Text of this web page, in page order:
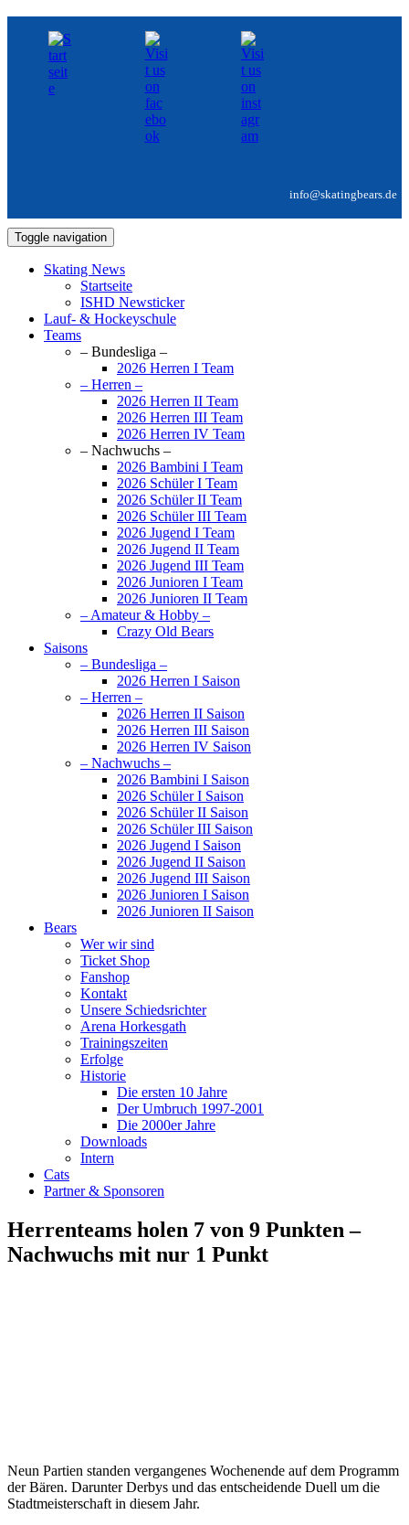
info@skatingbears.de
Toggle navigation
Skating News
Startseite
ISHD Newsticker
Lauf- & Hockeyschule
Teams
– Bundesliga –
2026 Herren I Team
– Herren –
2026 Herren II Team
2026 Herren III Team
2026 Herren IV Team
– Nachwuchs –
2026 Bambini I Team
2026 Schüler I Team
2026 Schüler II Team
2026 Schüler III Team
2026 Jugend I Team
2026 Jugend II Team
2026 Jugend III Team
2026 Junioren I Team
2026 Junioren II Team
– Amateur & Hobby –
Crazy Old Bears
Saisons
– Bundesliga –
2026 Herren I Saison
– Herren –
2026 Herren II Saison
2026 Herren III Saison
2026 Herren IV Saison
– Nachwuchs –
2026 Bambini I Saison
2026 Schüler I Saison
2026 Schüler II Saison
2026 Schüler III Saison
2026 Jugend I Saison
2026 Jugend II Saison
2026 Jugend III Saison
2026 Junioren I Saison
2026 Junioren II Saison
Bears
Wer wir sind
Ticket Shop
Fanshop
Kontakt
Unsere Schiedsrichter
Arena Horkesgath
Trainingszeiten
Erfolge
Historie
Die ersten 10 Jahre
Der Umbruch 1997-2001
Die 2000er Jahre
Downloads
Intern
Cats
Partner & Sponsoren
Herrenteams holen 7 von 9 Punkten –
Nachwuchs mit nur 1 Punkt
Neun Partien standen vergangenes Wochenende auf dem Programm
der Bären. Darunter Derbys und das entscheidende Duell um die
Stadtmeisterschaft in diesem Jahr.